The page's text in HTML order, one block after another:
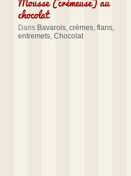
chocolat
Dans Bavarois, crèmes, flans,
entremets, Chocolat